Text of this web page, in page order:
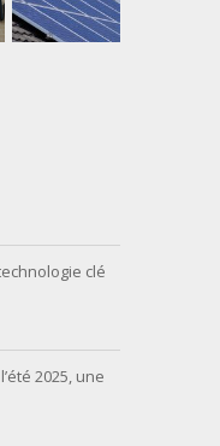
clé
2025, une